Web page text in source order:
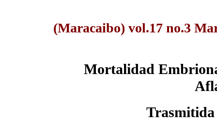
(Maracaibo) vol.17 no.3
Mortalidad